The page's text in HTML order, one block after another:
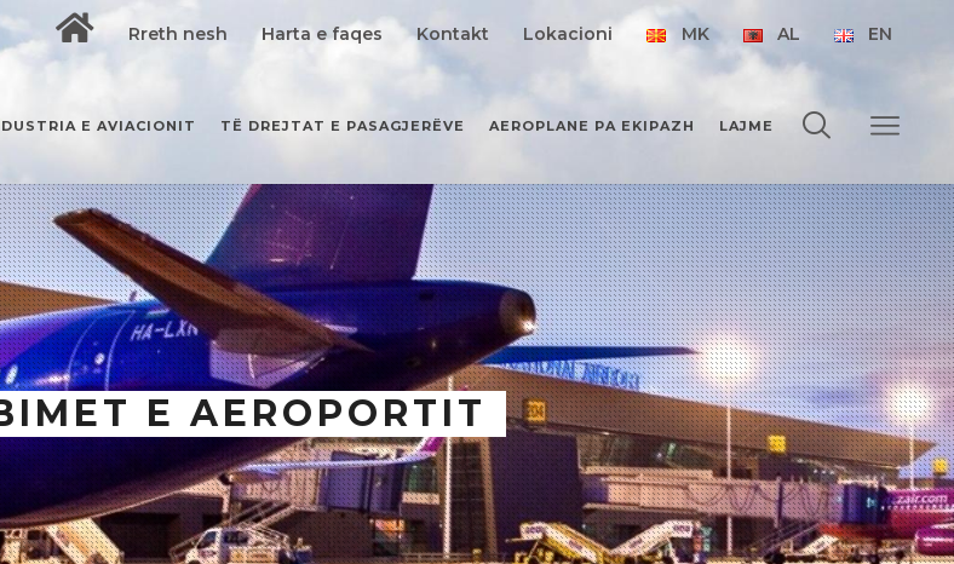
Rreth nesh Harta e faqes Kontakt Lokacioni MK AL EN
E AVIACIONIT TË DREJTAT E PASAGJERËVE AEROPLANE PA EKIPAZH LAJME
E AEROPORTIT